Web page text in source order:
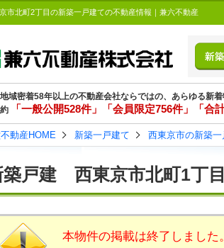
市北町2丁目の新築一戸建ての不動産情報｜兼六不動産
地域密着58年以上の不動産会社ならではの、あらゆる新
約
「一般公開528件」「会員限定756件」「合計
動産HOME 新築一戸建て 西東京市の新築
築戸建 西東京市北町1丁目
本物件の掲載は終了しました。